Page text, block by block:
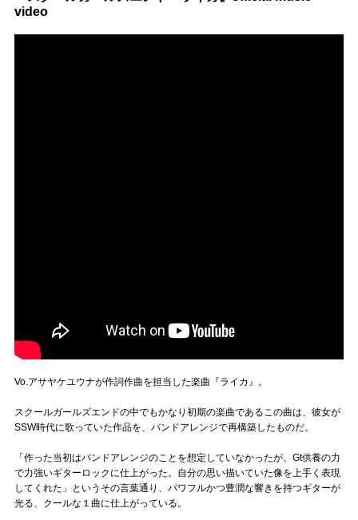
video
Vo.アサヤケユウナが作詞作曲を担当した楽曲『ライカ』。
スクールガールズエンドの中でもかなり初期の楽曲であるこの曲は、彼女が
SSW時代に歌っていた作品を、バンドアレンジで再構築したものだ。
「作った当初はバンドアレンジのことを想定していなかったが、Gt供養の力
で力強いギターロックに仕上がった。自分の思い描いていた像を上手く表現
してくれた」というその言葉通り、パワフルかつ豊潤な響きを持つギターが
光る、クールな１曲に仕上がっている。